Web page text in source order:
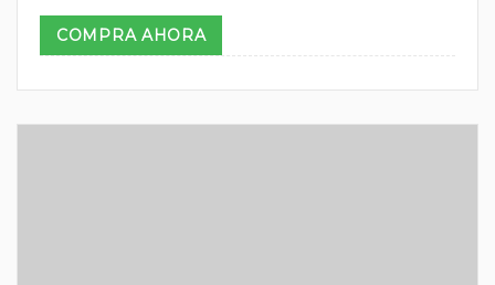
COMPRA AHORA